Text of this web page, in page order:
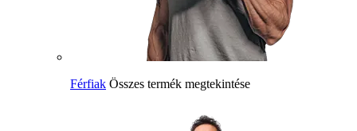
Férfiak Összes termék megtekintése